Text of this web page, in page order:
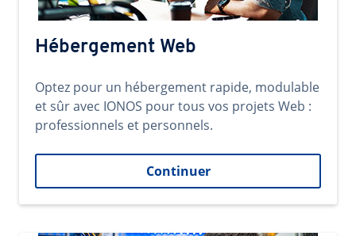
Hébergement Web
Optez pour un hébergement rapide, modulable
et sûr avec IONOS pour tous vos projets Web :
professionnels et personnels.
Continuer